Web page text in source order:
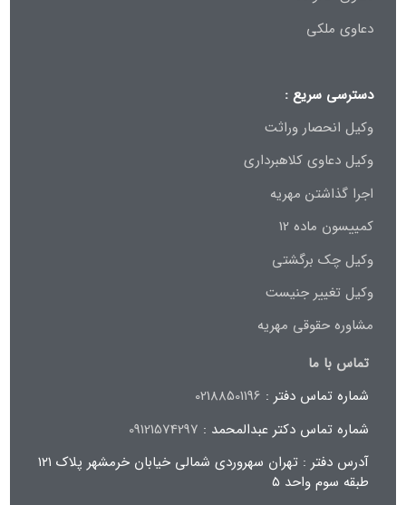
دعاوی ملکی
دسترسی سریع :
وکیل انحصار وراثت
وکیل دعاوی کلاهبرداری
اجرا گذاشتن مهریه
کمییسون ماده 12
وکیل چک برگشتی
وکیل تغییر جنیست
مشاوره حقوقی مهریه
تماس با ما
شماره تماس دفتر : 02188501196
شماره تماس دکتر عبدالمحمد : 09121574297
آدرس دفتر : تهران سهروردی شمالی خیابان خرمشهر پلاک ۱۲۱
طبقه سوم واحد ۵